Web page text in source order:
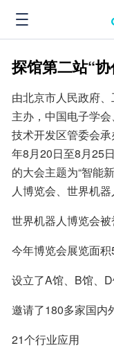
探馆第二站“
由北京市人民政府
主办，中国电子学
技术开发区管委会
年8月20日至8月25
的大会主题为“智能
人博览会、世界机器
世界机器人博览会被
今年博览会展览面
设立了A馆、B馆、
邀请了180多家国内
21个行业应用